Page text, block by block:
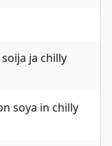
ja chilly
soya in chilly